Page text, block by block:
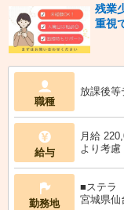
残業
重視
職種
放課後等
給与
月給
より考
勤務地
■ステラ
宮城県仙